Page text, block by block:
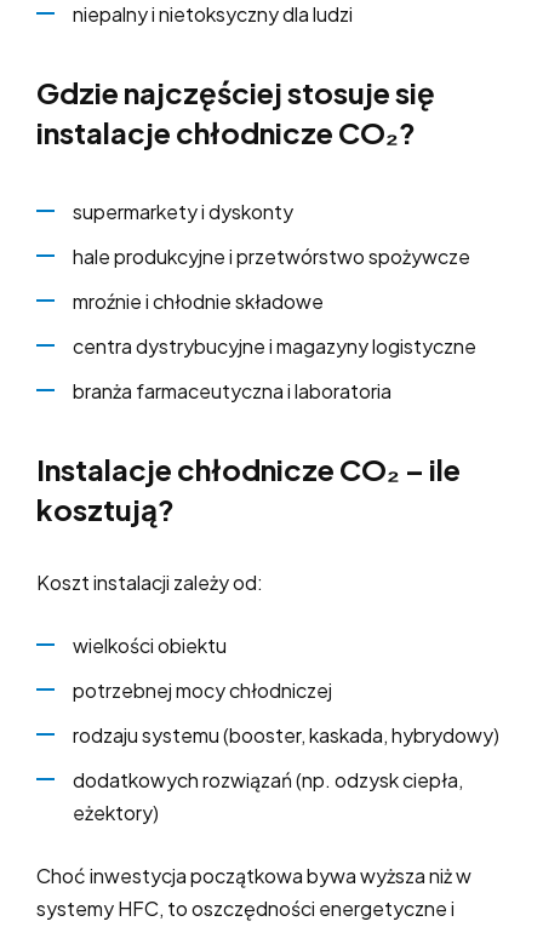
niepalny i nietoksyczny dla ludzi
Gdzie najczęściej stosuje się
instalacje chłodnicze CO₂?
supermarkety i dyskonty
hale produkcyjne i przetwórstwo spożywcze
mroźnie i chłodnie składowe
centra dystrybucyjne i magazyny logistyczne
branża farmaceutyczna i laboratoria
Instalacje chłodnicze CO₂ – ile
kosztują?
Koszt instalacji zależy od:
wielkości obiektu
potrzebnej mocy chłodniczej
rodzaju systemu (booster, kaskada, hybrydowy)
dodatkowych rozwiązań (np. odzysk ciepła,
eżektory)
Choć inwestycja początkowa bywa wyższa niż w
systemy HFC, to oszczędności energetyczne i